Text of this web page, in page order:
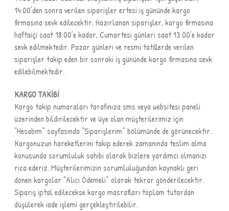
14:00’den sonra verilen siparişler ertesi iş gününde kargo
firmasına sevk edilecektir. Hazırlanan siparişler, kargo firmasına
haftaiçi saat 18:00’e kadar, Cumartesi günleri saat 13:00’e kadar
sevk edilmektedir. Pazar günleri ve resmi tatillerde verilen
siparişler takip eden bir sonraki iş gününde kargo firmasına sevk
edilebilmektedir.
KARGO TAKİBİ
Kargo takip numaraları tarafınıza sms veya websitesi paneli
üzerinden bildirilecektir ve üye olan müşterilerimiz için
“Hesabım” sayfasında “Siparişlerim” bölümünde de görünecektir.
Kargonuzun hareketlerini takip ederek zamanında teslim alma
konusunda sorumluluk sahibi olarak bizlere yardımcı olmanızı
rica ederiz. Müşterilerimizin sorumluluğundan kaynaklı geri
dönen kargolar “Alıcı Ödemeli” olarak tekrar gönderilecektir.
Sipariş iptal edilecekse kargo masrafları toplam tutardan
düşülerek iade işlemi gerçekleştirilebilir.